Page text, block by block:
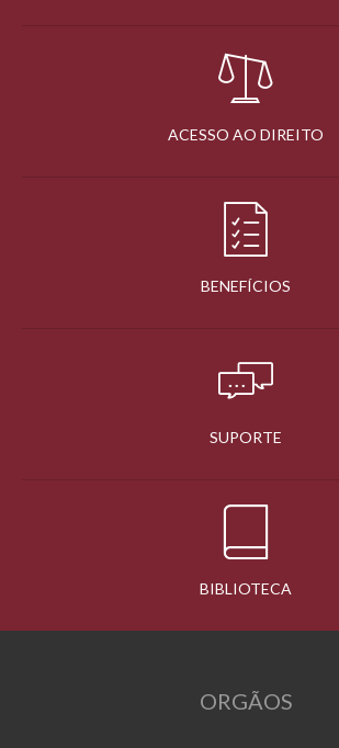
ACESSO AO DIREITO
BENEFÍCIOS
SUPORTE
BIBLIOTECA
ORGÃOS